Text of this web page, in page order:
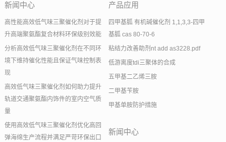
新闻中心
高性能高效低气味三聚催化剂对于提
升高端聚氨酯复合材料环保级别效能
分析高效低气味三聚催化剂在不同环
境下维持催化性能且保证气味控制表
现
高效低气味三聚催化剂如何助力提升
轨道交通聚氨酯内饰件的室内空气质
量
使用高效低气味三聚催化剂优化高回
弹海绵生产流程并满足严苛环保出口
产品应用
四甲基胍 有机碱催化剂 1,1,3,3-四甲
基胍 cas 80-70-6
粘结力改善助剂nt add as3228.pdf
低游离度tdi三聚体的合成
五甲基二乙烯三胺
二甲基苄胺
甲基单胺防护措施
新闻中心